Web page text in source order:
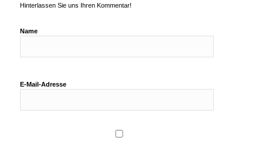
Hinterlassen Sie uns Ihren Kommentar!
Name
E-Mail-Adresse